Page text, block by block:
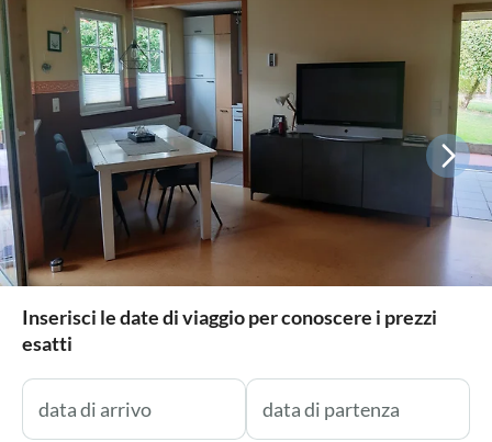
Inserisci le date di viaggio per conoscere i prezzi
esatti